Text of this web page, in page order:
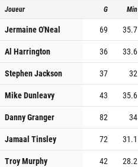
Joueur G Min
Jermaine O'Neal 69 35.7
Al Harrington
36 33.6
Stephen Jackson
37 32
Mike Dunleavy
43 35.6
Danny Granger
82 34
Jamaal Tinsley
72 31.1
Troy Murphy
42 28.2